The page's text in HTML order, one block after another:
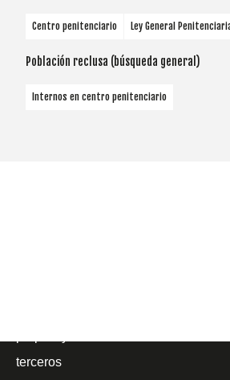
Centro penitenciario Ley General
Población reclusa (búsqueda general)
Internos en centro penitenciario
terceros